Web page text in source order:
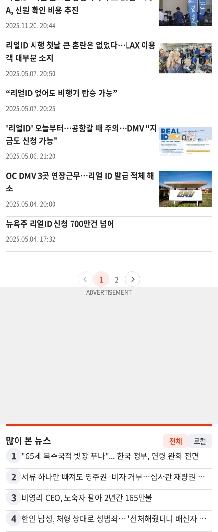
A, 신원 확인 비용 추진
2025.11.20. 20:44
리얼ID 시행 첫날 큰 혼란은 없었다…LAX 이용
객 대부분 소지
2025.05.07. 20:50
“리얼ID 없어도 비행기 탑승 가능”
2025.05.07. 20:25
'리얼ID' 오늘부터…공항갈 때 주의…DMV "지
금도 신청 가능"
2025.05.06. 21:20
OC DMV 3곳 연장근무…리얼 ID 발급 적체 해
소
2025.05.04. 20:00
뉴욕주 리얼ID 신청 700만건 넘어
2025.05.04. 17:32
1 2
많이 본 뉴스 전체 로컬
1 "65세 복수국적 빗장 푸나"... 한국 정부, 연령 완화 전면 추진
2 서류 하나만 빠져도 영주권·비자 거부…심사관 재량권 대폭 확대
3 비영리 CEO, 노숙자 팔아 2년간 165만불
4 한인 남성, 처형 상대로 성범죄…"선처해줬더니 배신자 취급"